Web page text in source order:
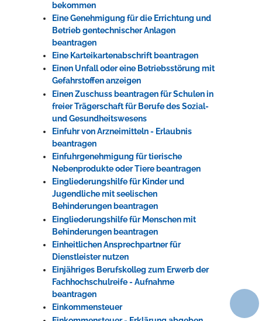
bekommen
Eine Genehmigung für die Errichtung und
Betrieb gentechnischer Anlagen
beantragen
Eine Karteikartenabschrift beantragen
Einen Unfall oder eine Betriebsstörung mit
Gefahrstoffen anzeigen
Einen Zuschuss beantragen für Schulen in
freier Trägerschaft für Berufe des Sozial-
und Gesundheitswesens
Einfuhr von Arzneimitteln - Erlaubnis
beantragen
Einfuhrgenehmigung für tierische
Nebenprodukte oder Tiere beantragen
Eingliederungshilfe für Kinder und
Jugendliche mit seelischen
Behinderungen beantragen
Eingliederungshilfe für Menschen mit
Behinderungen beantragen
Einheitlichen Ansprechpartner für
Dienstleister nutzen
Einjähriges Berufskolleg zum Erwerb der
Fachhochschulreife - Aufnahme
beantragen
Einkommensteuer